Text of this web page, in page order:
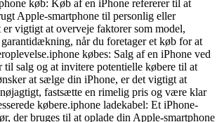
køb: Køb af en iPhone refererer til at
Apple-smartphone til personlig eller
vigtigt at overveje faktorer som model,
når du foretager et køb for at
købes: Salg af en iPhone ved
til salg og at invitere potentielle købere til at
at sælge din iPhone, er det vigtigt at
fastsætte en rimelig pris og være klar
købere.iphone ladekabel: Et iPhone-
der bruges til at oplade din Apple-smartphone